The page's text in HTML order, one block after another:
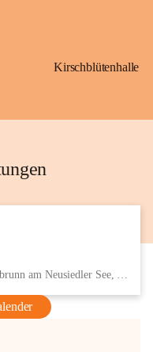
Kirschblütenhalle
Eisenstädter Straße 18, 7091 Breitenbrunn am Neusiedler See, AUT